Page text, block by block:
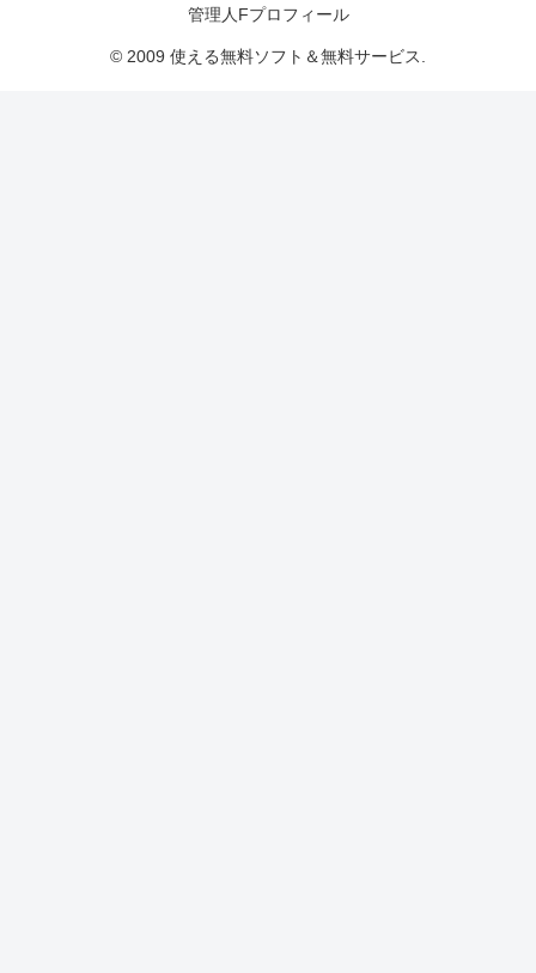
管理人Fプロフィール
© 2009 使える無料ソフト＆無料サービス.